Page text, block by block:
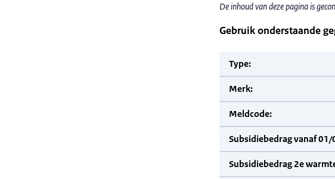
De inhoud van deze pagina is
Gebruik onderstaande
Type:
Merk:
Meldcode:
Subsidiebedrag vanaf
Subsidiebedrag 2e